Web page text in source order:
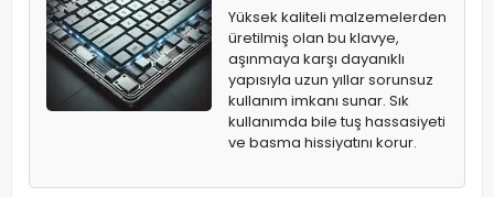
Yüksek kaliteli malzemelerden
üretilmiş olan bu klavye,
aşınmaya karşı dayanıklı
yapısıyla uzun yıllar sorunsuz
kullanım imkanı sunar. Sık
kullanımda bile tuş hassasiyeti
ve basma hissiyatını korur.